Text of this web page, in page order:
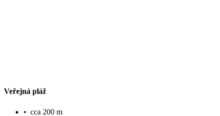
Veřejná pláž
• cca 200 m